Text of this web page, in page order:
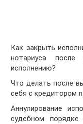
Как закрыть
нотариуса
исполнению?
Что делать после
себя с кредитором
Аннулирование
судебном